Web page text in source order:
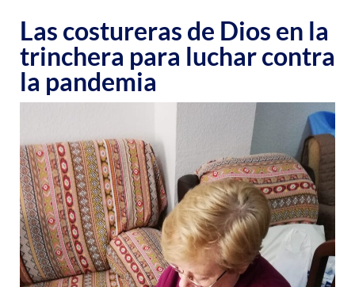
Las costureras de Dios en la
trinchera para luchar contra
la pandemia